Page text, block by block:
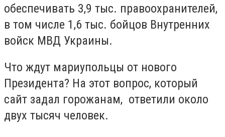
обеспечивать 3,9 тыс. правоохранителей,
в том числе 1,6 тыс. бойцов Внутренних
войск МВД Украины.
Что ждут мариупольцы от нового
Президента? На этот вопрос, который
сайт задал горожанам, ответили около
двух тысяч человек.